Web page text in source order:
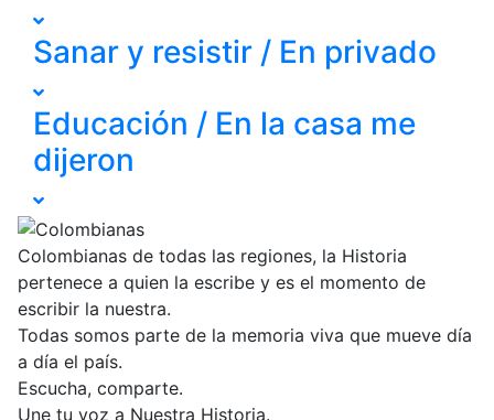
Sanar y resistir / En privado
Educación / En la casa me
dijeron
Colombianas de todas las regiones, la Historia
pertenece a quien la escribe y es el momento de
escribir la nuestra.
Todas somos parte de la memoria viva que mueve día
a día el país.
Escucha, comparte.
Une tu voz a Nuestra Historia.